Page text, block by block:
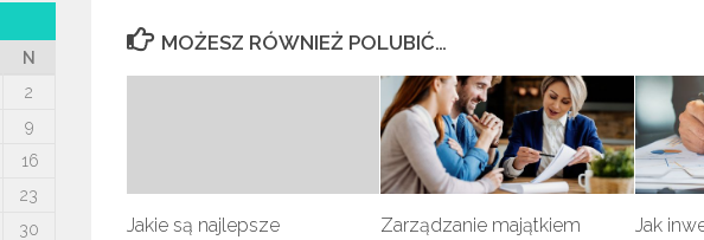
MOŻESZ RÓWNIEŻ POLUBIĆ…
Jakie są najlepsze
Zarządzanie majątkiem
Jak
N
2
9
16
23
30